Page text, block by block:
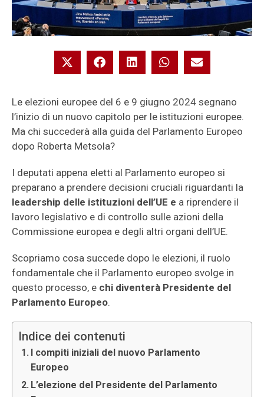
Le elezioni europee del 6 e 9 giugno 2024 segnano
l’inizio di un nuovo capitolo per le istituzioni europee.
Ma chi succederà alla guida del Parlamento Europeo
dopo Roberta Metsola?
I deputati appena eletti al Parlamento europeo si
preparano a prendere decisioni cruciali riguardanti la
leadership delle istituzioni dell’UE e a riprendere il
lavoro legislativo e di controllo sulle azioni della
Commissione europea e degli altri organi dell’UE.
Scopriamo cosa succede dopo le elezioni, il ruolo
fondamentale che il Parlamento europeo svolge in
questo processo, e chi diventerà Presidente del
Parlamento Europeo.
Indice dei contenuti
I compiti iniziali del nuovo Parlamento
Europeo
L’elezione del Presidente del Parlamento